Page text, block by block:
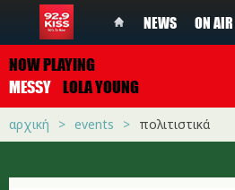
NEWS ON AIR
NOW PLAYING
MESSY LOLA YOUNG
αρχική events πολιτιστικά